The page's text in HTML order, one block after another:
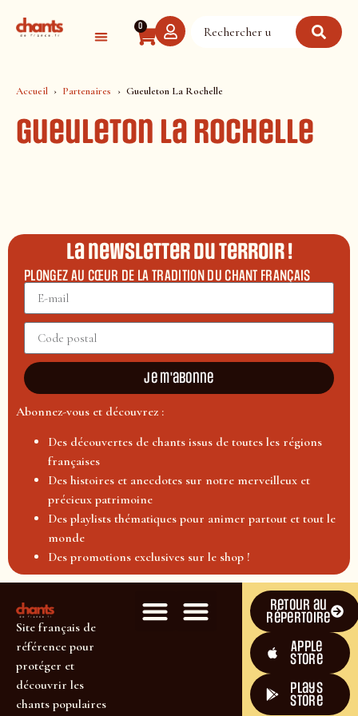
0
Accueil Partenaires Gueuleton La Rochelle
Gueuleton La Rochelle
La newsletter du terroir !
PLONGEZ AU CŒUR DE LA TRADITION DU CHANT FRANÇAIS
Je m'abonne
Abonnez-vous et découvrez :
Des découvertes de chants issus de toutes les régions
françaises
Des histoires et anecdotes sur notre merveilleux et
précieux patrimoine
Des playlists thématiques pour animer partout et tout le
monde
Des promotions exclusives sur le shop !
Site français de
référence pour
protéger et
découvrir les
chants populaires
Retour au
répertoire
Apple
Store
plays
store